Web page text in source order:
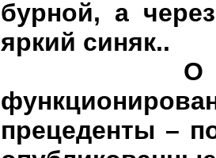
бурной, а
яркий синяк..
О
прецеденты –